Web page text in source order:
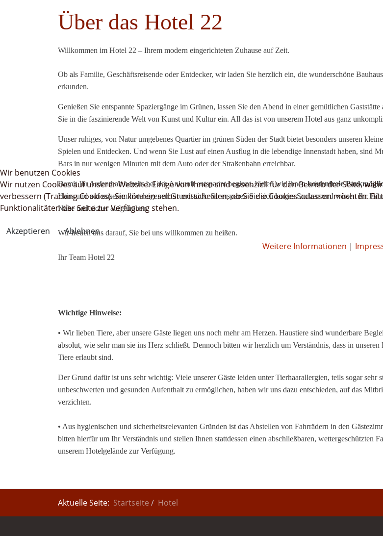
Über das Hotel 22
Willkommen im Hotel 22 – Ihrem modern eingerichteten Zuhause auf Zeit.
Ob als Familie, Geschäftsreisende oder Entdecker, wir laden Sie herzlich ein, die wunderschöne
erkunden.
Genießen Sie entspannte Spaziergänge im Grünen, lassen Sie den Abend in einer gemütlichen
Sie in die faszinierende Welt von Kunst und Kultur ein. All das ist von unserem Hotel aus ganz
Unser ruhiges, von Natur umgebenes Quartier im grünen Süden der Stadt bietet besonders unseren
Spielen und Entdecken. Und wenn Sie Lust auf einen Ausflug in die lebendige Innenstadt haben, sind
Bars in nur wenigen Minuten mit dem Auto oder der Straßenbahn erreichbar.
Damit Ihr Aufenthalt bereits bei der Ankunft entspannt beginnt, bieten wir Ihnenkostenfreie
Haus und auf unserem hoteleigenen Grundstück. So ersparen Sie sich langes Suchen und wissen Ihr
Nähe und sicher aufgehoben.
Wir freuen uns darauf, Sie bei uns willkommen zu heißen.
Ihr Team Hotel 22
Wichtige Hinweise:
• Wir lieben Tiere, aber unsere Gäste liegen uns noch mehr am Herzen. Haustiere sind wunderbare
absolut, wie sehr man sie ins Herz schließt. Dennoch bitten wir herzlich um Verständnis, dass in
Tiere erlaubt sind.
Der Grund dafür ist uns sehr wichtig: Viele unserer Gäste leiden unter Tierhaarallergien, teils sogar sehr
unbeschwerten und gesunden Aufenthalt zu ermöglichen, haben wir uns dazu entschieden, auf das
verzichten.
• Aus hygienischen und sicherheitsrelevanten Gründen ist das Abstellen von Fahrrädern in den
bitten hierfür um Ihr Verständnis und stellen Ihnen stattdessen einen abschließbaren, wettergeschützten
unserem Hotelgelände zur Verfügung.
Aktuelle Seite: Startseite Hotel
Wir benutzen Cookies
Wir nutzen Cookies auf unserer Website. Einige von ihnen sind essenziell für den Betrieb der Seite,
verbessern (Tracking Cookies). Sie können selbst entscheiden, ob Sie die Cookies zulassen möchten.
Funktionalitäten der Seite zur Verfügung stehen.
Akzeptieren
Ablehnen
Weitere Informationen |